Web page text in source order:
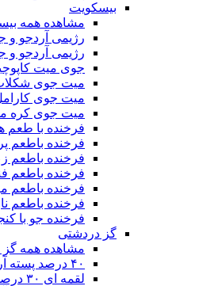
بیسکویت
مشاهده همه
رژیمی آردجو و
رژیمی آردجو و
جوی میت
میت جوی
میت جوی
میت جوی کره
فرخنده با طعم
فرخنده باطعم
فرخنده باطعم
فرخنده باطعم
فرخنده باطعم
فرخنده باطعم
فرخنده جو با
گز دردشتی
مشاهده همه
۴۰ درصد پسته آردی
لقمه ای ۳۰ درصد پسته